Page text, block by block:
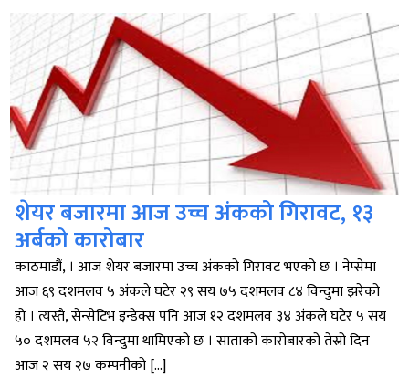
शेयर बजारमा आज उच्च अंकको गिरावट, १३
अर्बको कारोबार
काठमाडौं, । आज शेयर बजारमा उच्च अंकको गिरावट भएको छ । नेप्सेमा
आज ६९ दशमलव ५ अंकले घटेर २९ सय ७५ दशमलव ८४ विन्दुमा झरेको
हो । त्यस्तै, सेन्सेटिभ इन्डेक्स पनि आज १२ दशमलव ३४ अंकले घटेर ५ सय
५० दशमलव ५२ विन्दुमा थामिएको छ । साताको कारोबारको तेस्रो दिन
आज २ सय २७ कम्पनीको […]